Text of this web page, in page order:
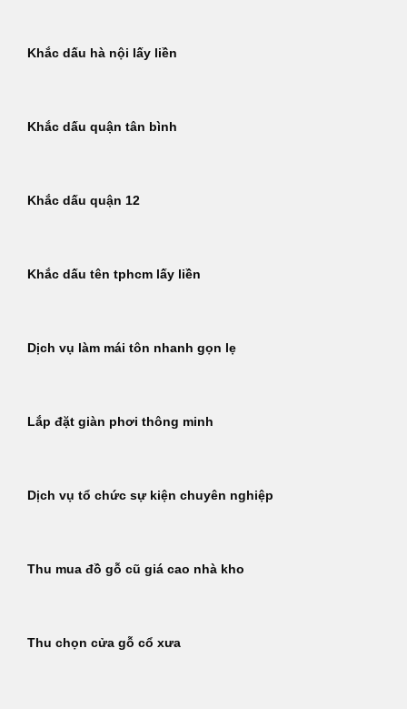
Khắc dấu hà nội lấy liền
Khắc dấu quận tân bình
Khắc dấu quận 12
Khắc dấu tên tphcm lấy liền
Dịch vụ làm mái tôn nhanh gọn lẹ
Lắp đặt giàn phơi thông minh
Dịch vụ tổ chức sự kiện chuyên nghiệp
Thu mua đồ gỗ cũ giá cao nhà kho
Thu chọn cửa gỗ cổ xưa